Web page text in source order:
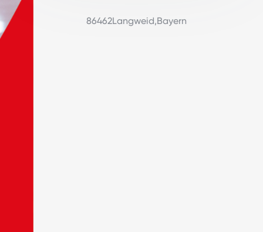
86462Langweid,Bayern